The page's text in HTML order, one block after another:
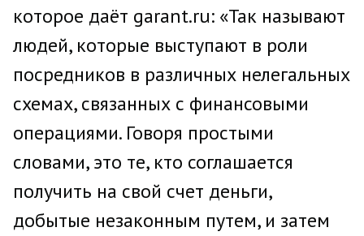
которое даёт garant.ru: «Так называют
людей, которые выступают в роли
посредников в различных нелегальных
схемах, связанных с финансовыми
операциями. Говоря простыми
словами, это те, кто соглашается
получить на свой счет деньги,
добытые незаконным путем, и затем